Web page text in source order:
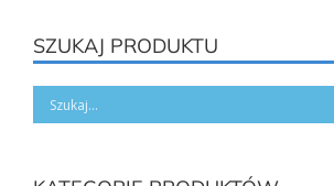
SZUKAJ PRODUKTU